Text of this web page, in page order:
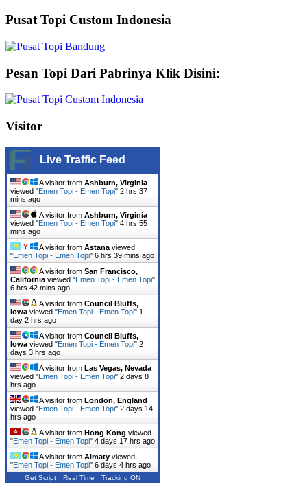
Pusat Topi Custom Indonesia
Pesan Topi Dari Pabrinya Klik Disini:
Visitor
Live Traffic Feed
A visitor from Ashburn, Virginia
viewed "Emen Topi - Emen Topi" 2 hrs 37
mins ago
A visitor from Ashburn, Virginia
viewed "Emen Topi - Emen Topi" 4 hrs 55
mins ago
A visitor from Astana viewed
"Emen Topi - Emen Topi" 6 hrs 39 mins ago
A visitor from San Francisco,
California viewed "Emen Topi - Emen Topi"
6 hrs 42 mins ago
A visitor from Council Bluffs,
Iowa viewed "Emen Topi - Emen Topi" 1
day 2 hrs ago
A visitor from Council Bluffs,
Iowa viewed "Emen Topi - Emen Topi" 2
days 3 hrs ago
A visitor from Las Vegas, Nevada
viewed "Emen Topi - Emen Topi" 2 days 8
hrs ago
A visitor from London, England
viewed "Emen Topi - Emen Topi" 2 days 14
hrs ago
A visitor from Hong Kong viewed
"Emen Topi - Emen Topi" 4 days 17 hrs ago
A visitor from Almaty viewed
"Emen Topi - Emen Topi" 6 days 4 hrs ago
Get Script Real Time Tracking ON